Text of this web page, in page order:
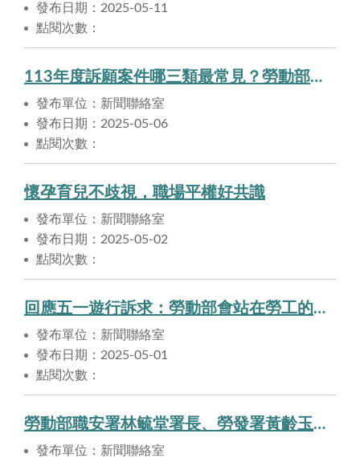
發布日期：2025-05-11
點閱次數：
113年度訴願案件哪三類最常見？勞動部呼籲民眾注意時效並多利用勞工行政救濟案件資訊整合平台
發布單位：新聞聯絡室
發布日期：2025-05-06
點閱次數：
懷孕育兒不歧視，職場平權好共識
發布單位：新聞聯絡室
發布日期：2025-05-02
點閱次數：
回應五一遊行訴求：勞動部會站在勞工的立場，重視、審慎處理勞工朋友的期待
發布單位：新聞聯絡室
發布日期：2025-05-01
點閱次數：
勞動部職安署林毓堂署長、勞發署黃齡玉署長、北分署沈文麗分署長正式就任 勞動部洪申翰部長：期許穩健引領團隊面對挑戰
發布單位：新聞聯絡室